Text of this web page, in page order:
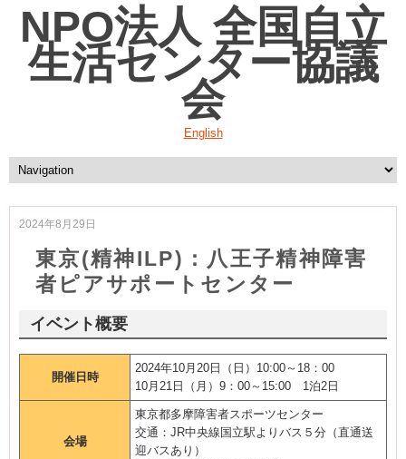
NPO法人 全国自立
生活センター協議
会
English
2024年8月29日
東京(精神ILP)：八王子精神障害
者ピアサポートセンター
イベント概要
開催日時
2024年10月20日（日）10:00～18：00
10月21日（月）9：00～15:00 1泊2日
会場
東京都多摩障害者スポーツセンター
交通：JR中央線国立駅よりバス５分（直通送
迎バスあり）